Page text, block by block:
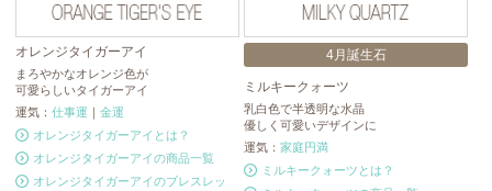
オレンジタイガーアイ
まろやかなオレンジ色が
可愛らしいタイガーアイ
運気： 仕事運 ｜ 金運
オレンジタイガーアイとは？
オレンジタイガーアイの商品一覧
オレンジタイガーアイのブレスレッ
4月誕生石
ミルキークォーツ
乳白色で半透明な水晶
優しく可愛いデザインに
運気：家庭円満
ミルキークォーツとは？